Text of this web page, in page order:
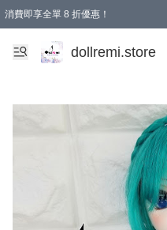
消費即享全單 8 折優惠！
購物滿 HKD 1500.00即享免運費優惠
dollremi.store